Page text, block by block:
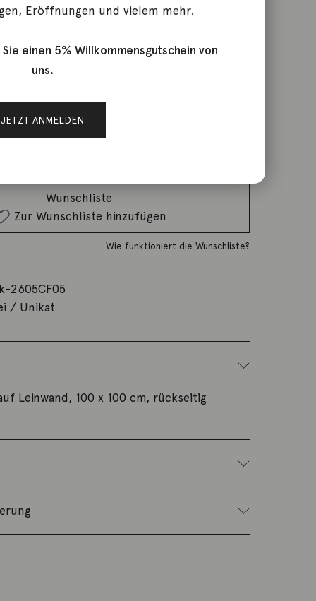
IN DEN WARENKORB
Wunschliste
Zur Wunschliste hinzufügen
Wie funktioniert die Wunschliste?
k-2605CF05
/ Unikat
Leinwand, 100 x 100 cm, rückseitig
Eröffnungen und vielem mehr.
einen 5% Willkommensgutschein von
uns.
JETZT ANMELDEN